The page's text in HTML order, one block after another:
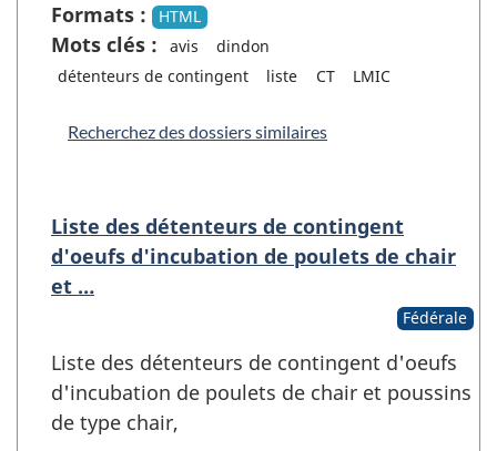
Formats :
HTML
Mots clés : avis
dindon
détenteurs de contingent
liste CT LMIC
Recherchez des dossiers similaires
Liste des détenteurs de contingent
d'oeufs d'incubation de poulets de chair
et …
Fédérale
Liste des détenteurs de contingent d'oeufs
d'incubation de poulets de chair et poussins
de type chair,